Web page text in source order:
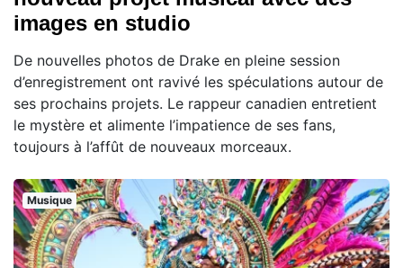
images en studio
De nouvelles photos de Drake en pleine session
d’enregistrement ont ravivé les spéculations autour de
ses prochains projets. Le rappeur canadien entretient
le mystère et alimente l’impatience de ses fans,
toujours à l’affût de nouveaux morceaux.
Musique